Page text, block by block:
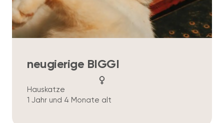
neugierige BIGGI
Hauskatze
1 Jahr und 4 Monate alt